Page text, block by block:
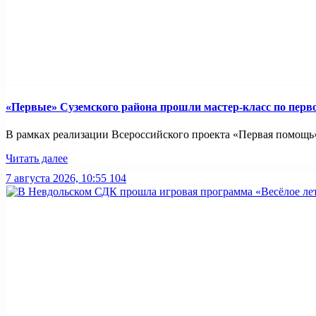
«Первые» Суземского района прошли мастер-класс по
В рамках реализации Всероссийского проекта «Первая
Читать далее
7 августа 2026, 10:55 104